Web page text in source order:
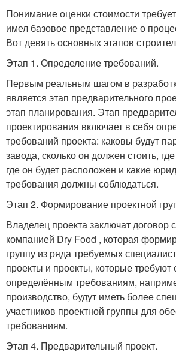
Понимание оценки стоимости
имел базовое представление о
Вот девять основных этапов
Этап 1. Определение требований.
Первым реальным шагом в
является этап предварительного
этап планирования. Этап
проектирования включает в себя
требований проекта: каковы будут
завода, сколько он должен стоить,
где он будет расположен и какие
требования должны соблюдаться.
Этап 2. Формирование проектной
Владелец проекта заключат договор
компанией Dry Food , которая
группу из ряда требуемых
проекты и проекты, которые требуют
определённым требованиям,
производство, будут иметь более
участников проектной группы для
требованиям.
Этап 4. Предварительный проект.